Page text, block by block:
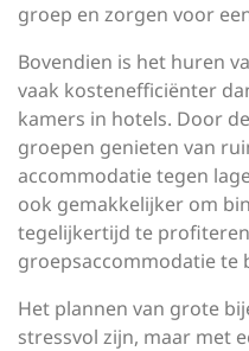
groep en zorgen voor
Bovendien is het huren
vaak kostenefficiënter
kamers in hotels. Door
groepen genieten van
accommodatie tegen
ook gemakkelijker om
tegelijkertijd te
groepsaccommodatie te
Het plannen van grote
stressvol zijn, maar met